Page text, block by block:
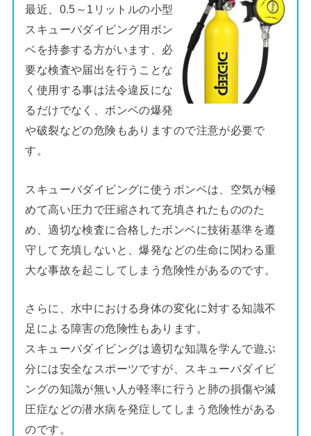
最近、0.5～1リットルの小型
スキューバダイビング用ボン
ベを持参する方がいます、必
要な検査や届出を行うことな
く使用する事は法令違反にな
るだけでなく、ボンベの爆発
や破裂などの危険もありますので注意が必要で
す。
スキューバダイビングに使うボンベは、空気が極
めて高い圧力で圧縮されて充填されたもののた
め、適切な検査に合格したボンベに技術基準を遵
守して充填しないと、爆発などの生命に関わる重
大な事故を起こしてしまう危険性があるのです。
さらに、水中における身体の変化に対する知識不
足による障害の危険性もあります。
スキューバダイビングは適切な知識を学んで遊ぶ
分には安全なスポーツですが、スキューバダイビ
ングの知識が無い人が軽率に行うと肺の損傷や減
圧症などの潜水病を発症してしまう危険性がある
のです。